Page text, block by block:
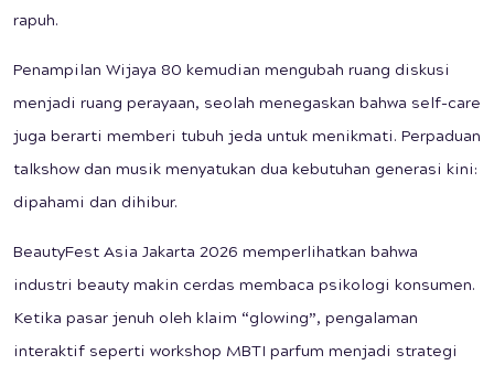
rapuh.
Penampilan Wijaya 80 kemudian mengubah ruang diskusi
menjadi ruang perayaan, seolah menegaskan bahwa self-care
juga berarti memberi tubuh jeda untuk menikmati. Perpaduan
talkshow dan musik menyatukan dua kebutuhan generasi kini:
dipahami dan dihibur.
BeautyFest Asia Jakarta 2026 memperlihatkan bahwa
industri beauty makin cerdas membaca psikologi konsumen.
Ketika pasar jenuh oleh klaim “glowing”, pengalaman
interaktif seperti workshop MBTI parfum menjadi strategi